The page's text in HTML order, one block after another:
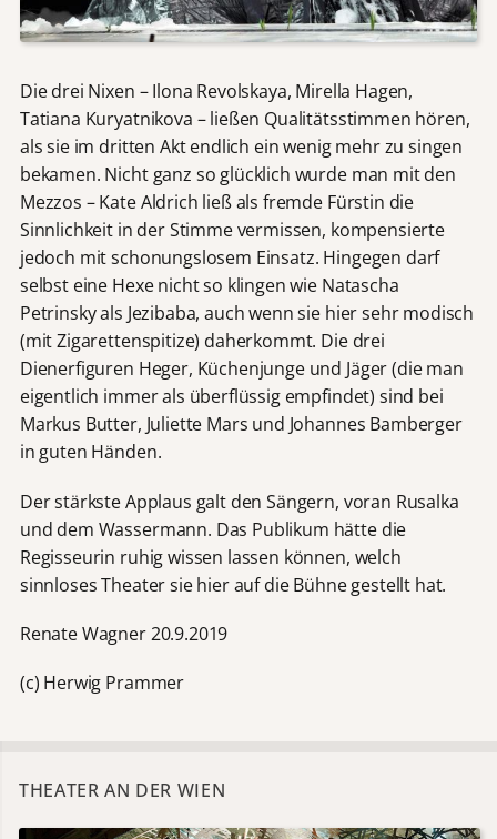
Die drei Nixen – Ilona Revolskaya, Mirella Hagen,
Tatiana Kuryatnikova – ließen Qualitätsstimmen hören,
als sie im dritten Akt endlich ein wenig mehr zu singen
bekamen. Nicht ganz so glücklich wurde man mit den
Mezzos – Kate Aldrich ließ als fremde Fürstin die
Sinnlichkeit in der Stimme vermissen, kompensierte
jedoch mit schonungslosem Einsatz. Hingegen darf
selbst eine Hexe nicht so klingen wie Natascha
Petrinsky als Jezibaba, auch wenn sie hier sehr modisch
(mit Zigarettenspitize) daherkommt. Die drei
Dienerfiguren Heger, Küchenjunge und Jäger (die man
eigentlich immer als überflüssig empfindet) sind bei
Markus Butter, Juliette Mars und Johannes Bamberger
in guten Händen.
Der stärkste Applaus galt den Sängern, voran Rusalka
und dem Wassermann. Das Publikum hätte die
Regisseurin ruhig wissen lassen können, welch
sinnloses Theater sie hier auf die Bühne gestellt hat.
Renate Wagner 20.9.2019
(c) Herwig Prammer
THEATER AN DER WIEN